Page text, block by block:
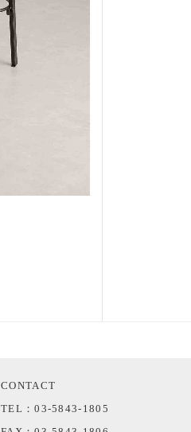
CONTACT
TEL：03-5843-1805